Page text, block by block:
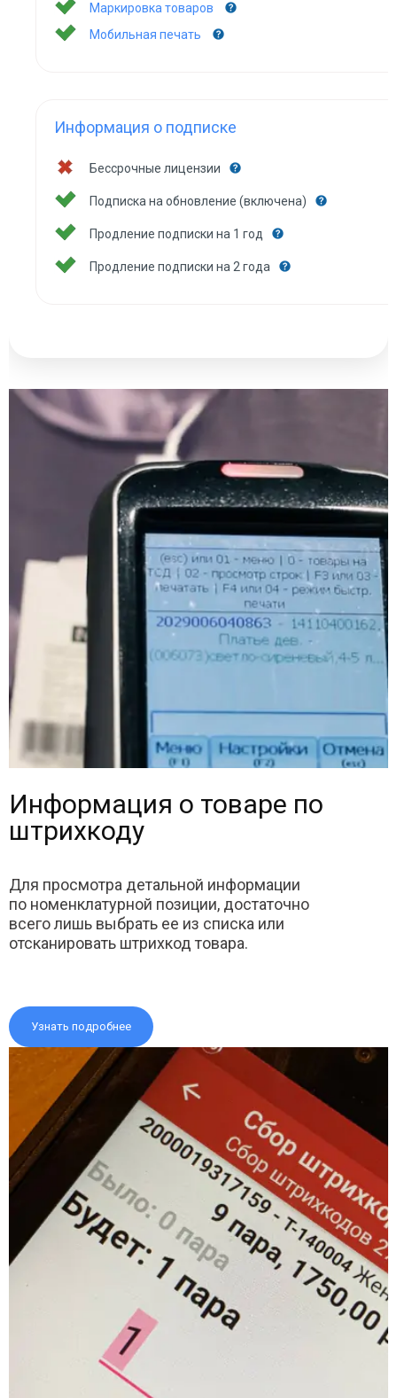
Маркировка товаров
Мобильная печать
Информация о подписке
Бессрочные лицензии
Подписка на обновление (включена)
Продление подписки на 1 год
Продление подписки на 2 года
Информация о товаре по
штрихкоду
Для просмотра детальной информации
по номенклатурной позиции, достаточно
всего лишь выбрать ее из списка или
отсканировать штрихкод товара.
Узнать подробнее